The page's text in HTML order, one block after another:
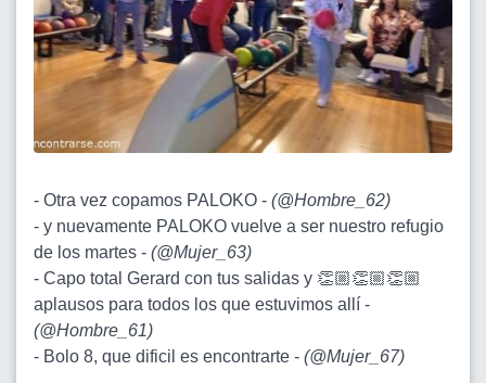
- Otra vez copamos PALOKO - (@Hombre_62)
- y nuevamente PALOKO vuelve a ser nuestro refugio
de los martes - (@Mujer_63)
- Capo total Gerard con tus salidas y 👏🏼👏🏼👏🏼
aplausos para todos los que estuvimos allí -
(@Hombre_61)
- Bolo 8, que dificil es encontrarte - (@Mujer_67)